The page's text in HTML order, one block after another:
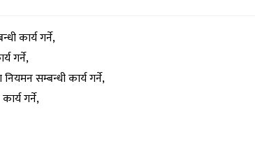
कार्य गर्ने,
गर्ने,
सम्बन्धी कार्य गर्ने,
गर्ने,